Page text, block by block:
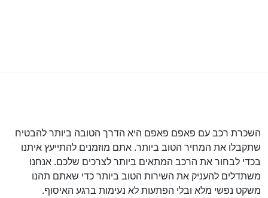
השכרת רכב עם פאפם פאפם היא הדרך הטובה ביותר להבטיח
שתקבלו את המחיר הטוב ביותר. אתם מוזמנים להתייעץ איתנו
בכדי לבחור את הרכב המתאים ביותר לצרכים שלכם. אנחנו
משתדלים להעניק את השירות הטוב ביותר כדי שאתם תהנו
משקט נפשי מלא ובלי הפתעות לא נעימות ברגע האיסוף.